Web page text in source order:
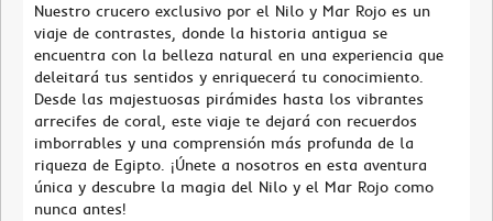
Nuestro crucero exclusivo por el Nilo y Mar Rojo es un
viaje de contrastes, donde la historia antigua se
encuentra con la belleza natural en una experiencia que
deleitará tus sentidos y enriquecerá tu conocimiento.
Desde las majestuosas pirámides hasta los vibrantes
arrecifes de coral, este viaje te dejará con recuerdos
imborrables y una comprensión más profunda de la
riqueza de Egipto. ¡Únete a nosotros en esta aventura
única y descubre la magia del Nilo y el Mar Rojo como
nunca antes!